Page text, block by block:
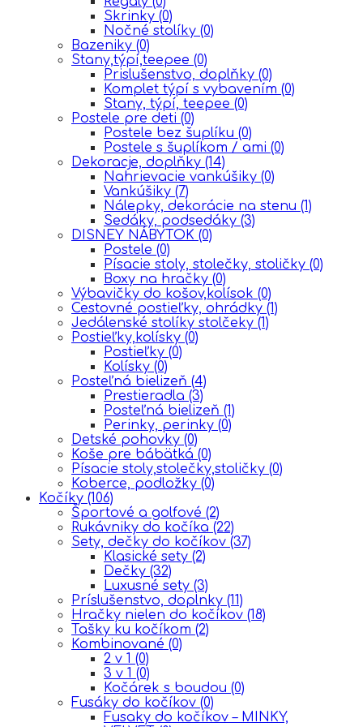
Skrinky (0)
Nočné stolíky (0)
Bazeniky (0)
Stany,týpí,teepee (0)
Prislušenstvo, doplňky (0)
Komplet týpí s vybavením (0)
Stany, týpí, teepee (0)
Postele pre deti (0)
Postele bez šuplíku (0)
Postele s šuplíkom / ami (0)
Dekoracje, doplňky (14)
Nahrievacie vankúšiky (0)
Vankúšiky (7)
Nálepky, dekorácie na stenu (1)
Sedáky, podsedáky (3)
DISNEY NÁBYTOK (0)
Postele (0)
Písacie stoly, stolečky, stoličky (0)
Boxy na hračky (0)
Výbavičky do košov,kolísok (0)
Cestovné postieľky, ohrádky (1)
Jedálenské stolíky stolčeky (1)
Postieľky,kolísky (0)
Postieľky (0)
Kolísky (0)
Posteľná bielizeň (4)
Prestieradla (3)
Posteľná bielizeň (1)
Perinky, perinky (0)
Detské pohovky (0)
Koše pre bábätká (0)
Písacie stoly,stolečky,stoličky (0)
Koberce, podložky (0)
Kočíky (106)
Športové a golfové (2)
Rukávniky do kočíka (22)
Sety, dečky do kočíkov (37)
Klasické sety (2)
Dečky (32)
Luxusné sety (3)
Príslušenstvo, doplnky (11)
Hračky nielen do kočíkov (18)
Tašky ku kočíkom (2)
Kombinované (0)
2 v 1 (0)
3 v 1 (0)
Kočárek s boudou (0)
Fusáky do kočíkov (0)
Fusaky do kočíkov – MINKY,